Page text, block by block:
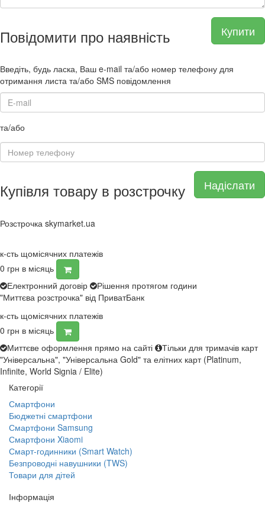
Купити
Повідомити про наявність
Введіть, будь ласка, Ваш e-mail та/або номер телефону для
отримання листа та/або SMS повідомлення
та/або
Надіслати
Купівля товару в розстрочку
Розстрочка skymarket.ua
к-сть щомісячних платежів
0 грн в місяць
Електронний договір
Рішення протягом години
"Миттєва розстрочка" від ПриватБанк
к-сть щомісячних платежів
0 грн в місяць
Миттєве оформлення прямо на сайті
Тільки для тримачів карт
"Універсальна", "Універсальна Gold" та елітних карт (Platinum,
Infinite, World Signia / Elite)
Категорії
Смартфони
Бюджетні смартфони
Смартфони Samsung
Смартфони Xiaomi
Смарт-годинники (Smart Watch)
Безпроводні навушники (TWS)
Товари для дітей
Інформація